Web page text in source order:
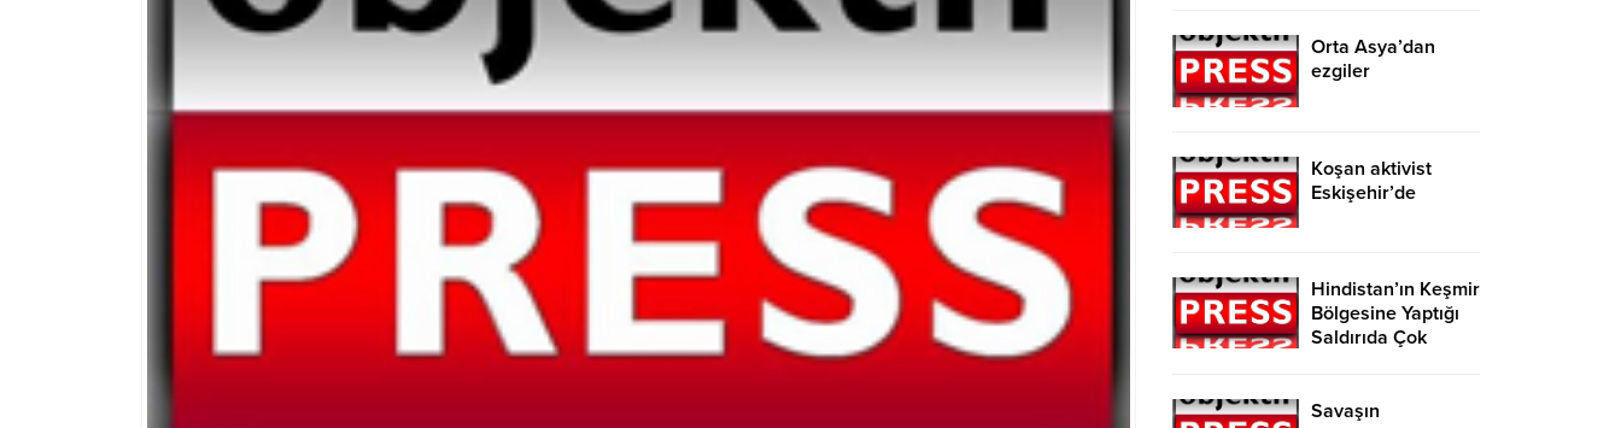
Orta Asya’dan
ezgiler
Koşan aktivist
Eskişehir’de
Hindistan’ın Keşmir
Bölgesine Yaptığı
Saldırıda Çok
Savaşın